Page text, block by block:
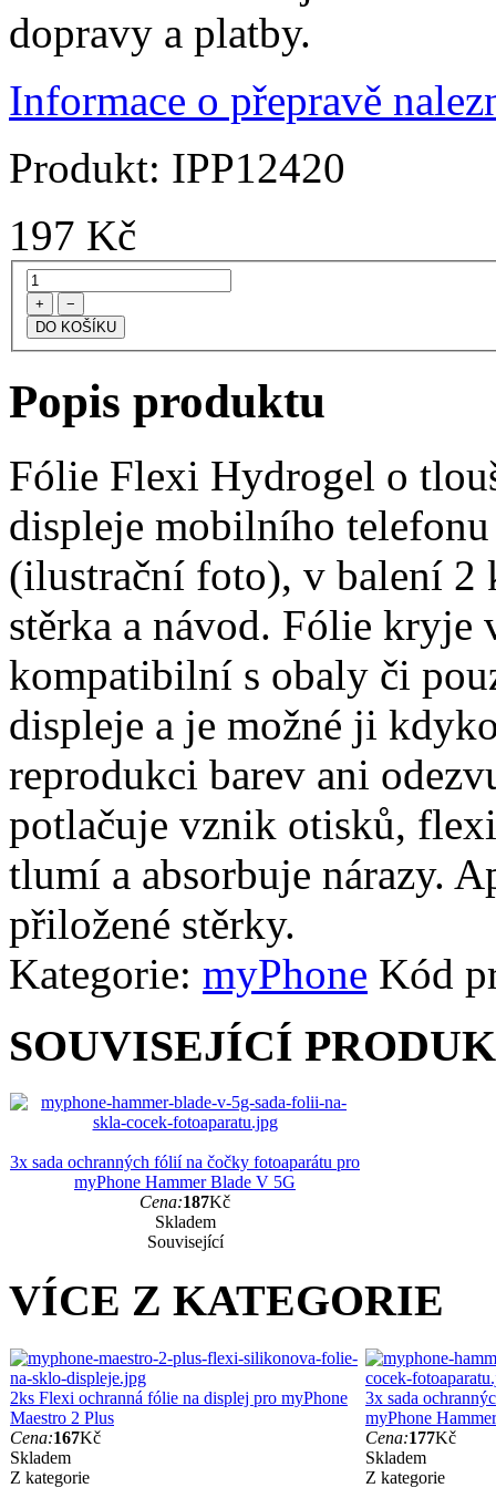
dopravy a platby.
Informace o přepravě
Produkt: IPP12420
197 Kč
+ −
Popis produktu
Fólie Flexi Hydrogel o
displeje mobilního
(ilustrační foto), v balení 2
stěrka a návod. Fólie kryje
kompatibilní s obaly či
displeje a je možné ji
reprodukci barev ani
potlačuje vznik otisků,
tlumí a absorbuje nárazy.
přiložené stěrky.
Kategorie: myPhone Kód
SOUVISEJÍCÍ
3x sada ochranných fólií na čočky fotoaparátu pro
myPhone Hammer Blade V 5G
Cena:187Kč
Skladem
Související
VÍCE Z KATEGORIE
2ks Flexi ochranná fólie na displej pro myPhone
Maestro 2 Plus
Cena:167Kč
Skladem
Z kategorie
3x sada
myPhone
Cena:177Kč
Skladem
Z kategorie